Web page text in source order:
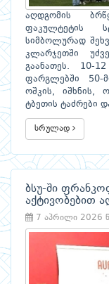
აღდგომის
ფაკულტეტის
სიმბოლურად
კლარჯეთში
გაანათეს. 10-
ფარგლებში 50-
ოშკის, იშხნის,
ტბეთის ტაძრები
სრულად
ბსუ-ში
აქტივობებით
7 აპრილი 2026